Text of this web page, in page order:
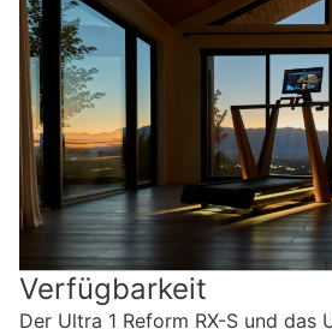
Verfügbarkeit
Der Ultra 1 Reform RX-S und das